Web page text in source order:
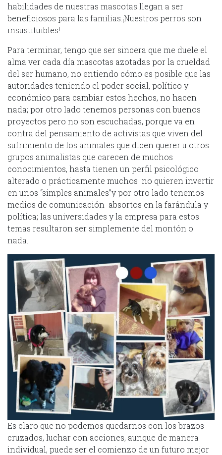
habilidades de nuestras mascotas llegan a ser
beneficiosos para las familias.¡Nuestros perros son
insustituibles!
Para terminar, tengo que ser sincera que me duele el
alma ver cada día mascotas azotadas por la crueldad
del ser humano, no entiendo cómo es posible que las
autoridades teniendo el poder social, político y
económico para cambiar estos hechos, no hacen
nada; por otro lado tenemos personas con buenos
proyectos pero no son escuchadas, porque va en
contra del pensamiento de activistas que viven del
sufrimiento de los animales que dicen querer u otros
grupos animalistas que carecen de muchos
conocimientos, hasta tienen un perfil psicológico
alterado o prácticamente muchos no quieren invertir
en unos “simples animales”y por otro lado tenemos
medios de comunicación absortos en la farándula y
política; las universidades y la empresa para estos
temas resultaron ser simplemente del montón o
nada.
Es claro que no podemos quedarnos con los brazos
cruzados, luchar con acciones, aunque de manera
individual, puede ser el comienzo de un futuro mejor